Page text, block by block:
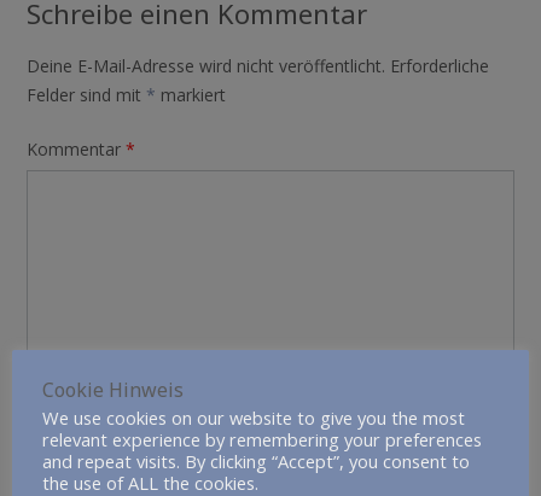
Tauchsportgruppe
Schreibe einen Kommentar
Deine E-Mail-Adresse wird nicht veröffentlicht. Erforderliche
Felder sind mit * markiert
Kommentar *
Name*
Cookie Hinweis
We use cookies on our website to give you the most
relevant experience by remembering your preferences
and repeat visits. By clicking “Accept”, you consent to
the use of ALL the cookies.